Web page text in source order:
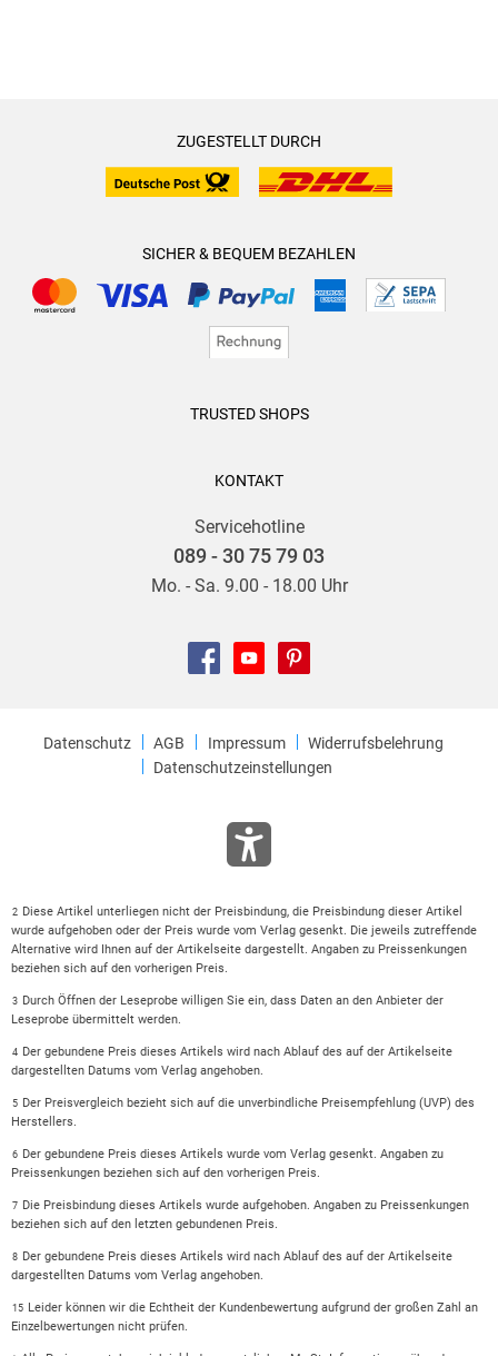
ZUGESTELLT DURCH
SICHER & BEQUEM BEZAHLEN
TRUSTED SHOPS
KONTAKT
Servicehotline
089 - 30 75 79 03
Mo. - Sa. 9.00 - 18.00 Uhr
Datenschutz AGB Impressum
Widerrufsbelehrung
Datenschutzeinstellungen
2
Diese Artikel unterliegen nicht der Preisbindung, die Preisbindung dieser Artikel
wurde aufgehoben oder der Preis wurde vom Verlag gesenkt. Die jeweils zutreffende
Alternative wird Ihnen auf der Artikelseite dargestellt. Angaben zu Preissenkungen
beziehen sich auf den vorherigen Preis.
3
Durch Öffnen der Leseprobe willigen Sie ein, dass Daten an den Anbieter der
Leseprobe übermittelt werden.
4
Der gebundene Preis dieses Artikels wird nach Ablauf des auf der Artikelseite
dargestellten Datums vom Verlag angehoben.
5
Der Preisvergleich bezieht sich auf die unverbindliche Preisempfehlung (UVP) des
Herstellers.
6
Der gebundene Preis dieses Artikels wurde vom Verlag gesenkt. Angaben zu
Preissenkungen beziehen sich auf den vorherigen Preis.
7
Die Preisbindung dieses Artikels wurde aufgehoben. Angaben zu Preissenkungen
beziehen sich auf den letzten gebundenen Preis.
8
Der gebundene Preis dieses Artikels wird nach Ablauf des auf der Artikelseite
dargestellten Datums vom Verlag angehoben.
15
Leider können wir die Echtheit der Kundenbewertung aufgrund der großen Zahl an
Einzelbewertungen nicht prüfen.